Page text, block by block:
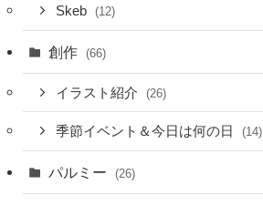
Skeb (12)
創作 (66)
イラスト紹介 (26)
季節イベント＆今日は何の日 (14)
パルミー (26)